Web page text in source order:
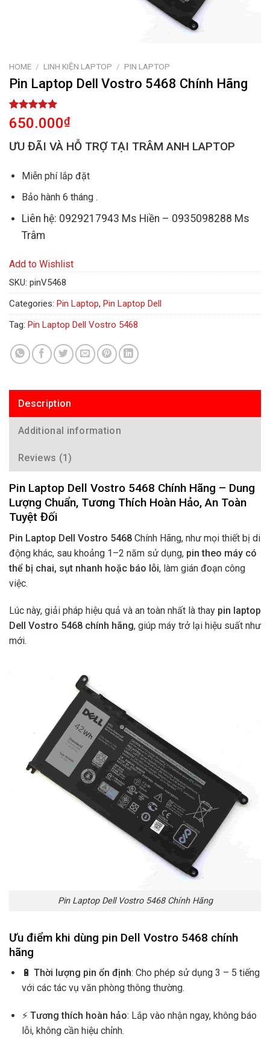
HOME / LINH KIỆN LAPTOP / PIN LAPTOP
Pin Laptop Dell Vostro 5468 Chính Hãng
Rated
5.00
out of 5
1
customer
650.000₫
ƯU ĐÃI VÀ HỖ TRỢ TẠI TRÂM ANH LAPTOP
Miễn phí lắp đặt
Bảo hành 6 tháng .
Liên hệ: 0929217943 Ms Hiền – 0935098288 Ms
Trâm
Add to Wishlist
SKU: pinV5468
Categories: Pin Laptop, Pin Laptop Dell
Tag: Pin Laptop Dell Vostro 5468
Description
Additional information
Reviews (1)
Pin Laptop Dell Vostro 5468 Chính Hãng – Dung
Lượng Chuẩn, Tương Thích Hoàn Hảo, An Toàn
Tuyệt Đối
Pin Laptop Dell Vostro 5468 Chính Hãng, như mọi thiết bị di
động khác, sau khoảng 1–2 năm sử dụng, pin theo máy có
thể bị chai, sụt nhanh hoặc báo lỗi, làm gián đoạn công
việc.
Lúc này, giải pháp hiệu quả và an toàn nhất là thay pin laptop
Dell Vostro 5468 chính hãng, giúp máy trở lại hiệu suất như
mới.
Pin Laptop Dell Vostro 5468 Chính Hãng
Ưu điểm khi dùng pin Dell Vostro 5468 chính
hãng
🔋 Thời lượng pin ổn định: Cho phép sử dụng 3 – 5 tiếng
với các tác vụ văn phòng thông thường.
⚡ Tương thích hoàn hảo: Lắp vào nhận ngay, không báo
lỗi, không cần hiệu chỉnh.